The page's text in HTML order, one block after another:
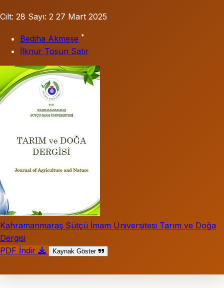
Cilt: 28 Sayı: 2 27 Mart 2025
Bediha Akmeşe *
İlknur Tosun Satır
Kahramanmaraş Sütçü İmam Üniversitesi Tarım ve Doğa
Dergisi
PDF İndir
Kaynak Göster